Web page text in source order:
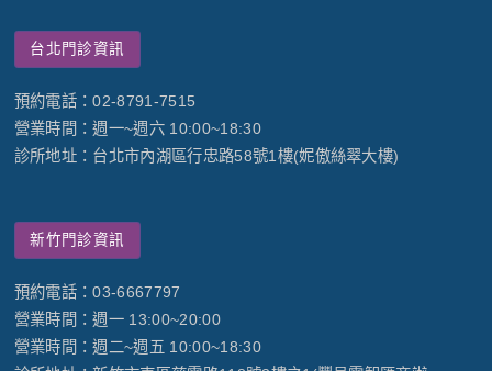
台北門診資訊
預約電話：02-8791-7515
營業時間：週一~週六 10:00~18:30
診所地址：台北市內湖區行忠路58號1樓(妮傲絲翠大樓)
新竹門診資訊
預約電話：03-6667797
營業時間：週一 13:00~20:00
營業時間：週二~週五 10:00~18:30